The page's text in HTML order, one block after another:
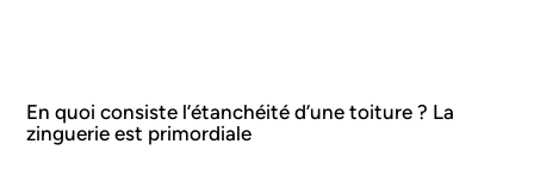
En quoi consiste l’étanchéité d’une toiture ? La
zinguerie est primordiale